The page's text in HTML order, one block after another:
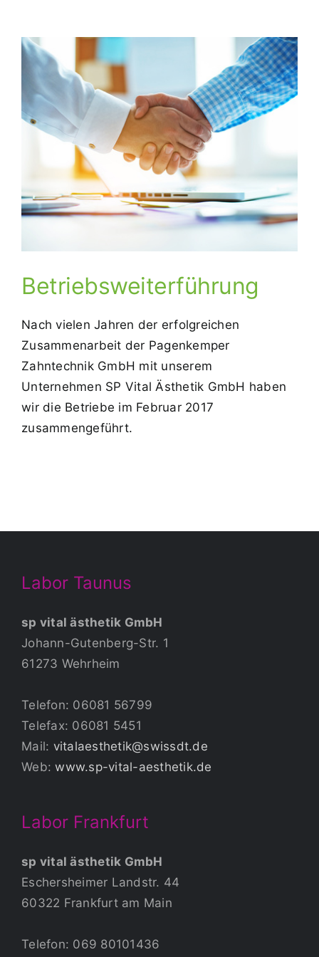
Zeige
grösseres
Betriebsweiterführung
Nach vielen Jahren der erfolgreichen
Zusammenarbeit der Pagenkemper
Zahntechnik GmbH mit unserem
Unternehmen SP Vital Ästhetik GmbH haben
wir die Betriebe im Februar 2017
zusammengeführt.
Labor Taunus
sp vital ästhetik GmbH
Johann-Gutenberg-Str. 1
61273 Wehrheim
Telefon: 06081 56799
Telefax: 06081 5451
Mail: vitalaesthetik@swissdt.de
Web:www.sp-vital-aesthetik.de
Labor Frankfurt
sp vital ästhetik GmbH
Eschersheimer Landstr. 44
60322 Frankfurt am Main
Telefon: 069 80101436